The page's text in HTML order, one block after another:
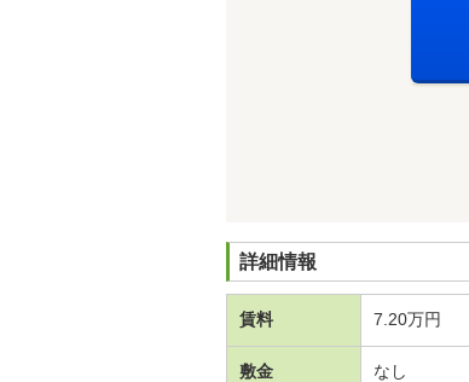
詳細情報
賃料 7.20万円
敷金 なし